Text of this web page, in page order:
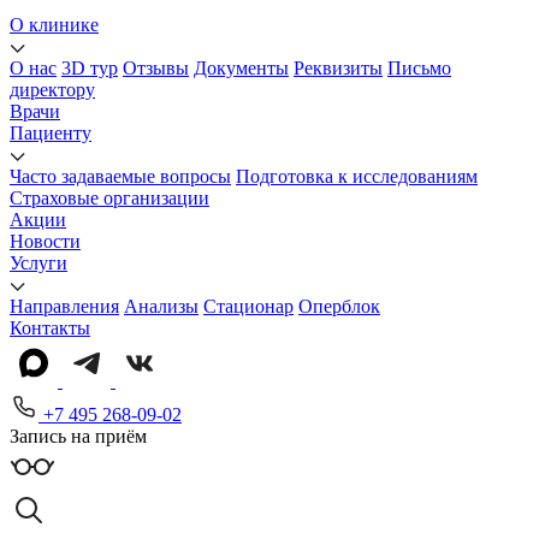
О клинике
О нас 3D тур Отзывы Документы Реквизиты Письмо
директору
Врачи
Пациенту
Часто задаваемые вопросы Подготовка к исследованиям
Страховые организации
Акции
Новости
Услуги
Направления Анализы Стационар Оперблок
Контакты
+7 495 268-09-02
Запись на приём